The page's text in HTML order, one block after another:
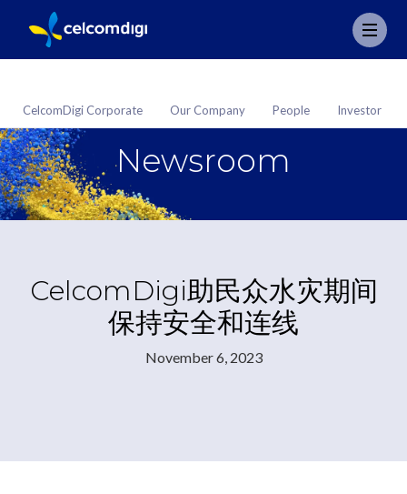
CelcomDigi Corporate Our Company People Investor
Newsroom
CelcomDigi助民众水灾期间
保持安全和连线
November 6, 2023